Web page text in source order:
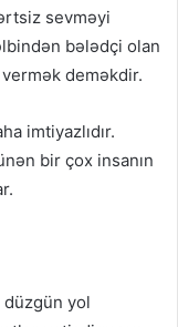
sevməyi
bələdçi olan
deməkdir.
imtiyazlıdır.
bir çox insanın
yol